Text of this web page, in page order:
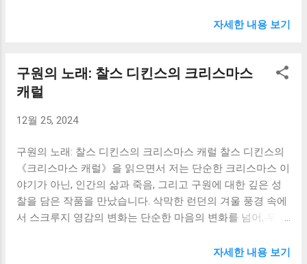
무게를 적나라하게 보여주는 동시에, 욕망에 굴복하지 않고
들을 발견하고, 그것을 극복하기 위해 더욱 노력해야겠다고
생각했습니다. 이반 카라마조프는 지성과 회의로 가득 찬 인
하며, 냉철한 이성으로 세상을 바라봅니다. 이반의 고뇌는, 제
다. 신은...
단순히 역사적 사실을 익힌 것이 아니라, 제 자신의 인생과 내
지켜보는 동안 제 안의 깊은 곳에 잠재되어 있던 감정과 생각
들이 깨어나는 것을 느꼈습니다. 피에르 베주호프의 방황과
이지만, 삶의 진정한 의미를 찾기 위해 끊임없이 고민하고 방
대한 열정, 그리고 사랑과 배신의 아픔을 겪으면서 그는 점차
성숙해져 갑니다. 피에르의 삶은 마치 저 자신의 삶을 투영한
거울과 같았습니다. 대학 생활을 하면서 저 또한 진로에 대한
고민, 미래에 대한 불안감, 그리고 인간관계에서 오는 상처들
을 겪고 있었습니다. 피에르의 고뇌를 따라가면서 저는 혼자
대해 생각해 볼 수 있었습니다. 그의 끊임없는 성찰과 자기 발
자세한 내용 보기
구원의 노래: 찰스 디킨스의 크리스마스
캐럴
12월 25, 2024
구원의 노래: 찰스 디킨스의 크리스마스 캐럴 찰스 디킨스의
《크리스마스 캐럴》을 읽으면서 저는 단순한 크리스마스 이
야기가 아닌, 인간의 삶과 죽음, 그리고 구원에 대한 깊은 성
찰을 담은 작품을 만났습니다. 삭막한 런던의 겨울 풍경 속에
서 스크루지 영감의 변화는 단순한 마음의 변화를 넘어, 우리
했습니다. 돈을 숭배하고 인간성을 잃어버린 스크루지 영감
자세한 내용 보기